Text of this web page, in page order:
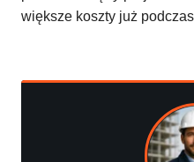
większe koszty już